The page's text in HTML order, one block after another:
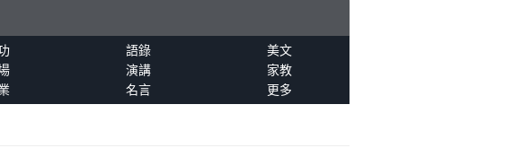
語錄
美文
演講
家教
名言 更多